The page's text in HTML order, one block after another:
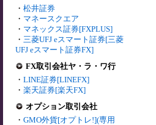
・ 松井証券
・ マネースクエア
・ マネックス証券[FXPLUS]
・ 三菱UFJ eスマート証券[三菱
UFJ eスマート証券FX]
FX取引会社ヤ・ラ・ワ行
・ LINE証券[LINEFX]
・ 楽天証券[楽天FX]
オプション取引会社
・ GMO外貨[オプトレ!](専用